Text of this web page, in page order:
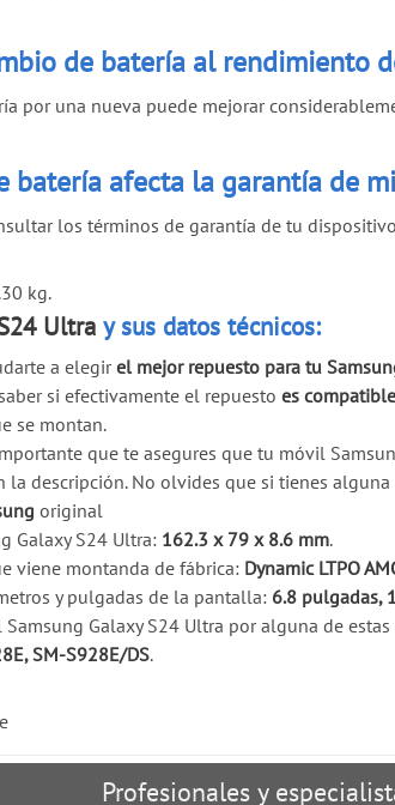
de batería al rendimiento
por una nueva puede mejorar
batería afecta la garantía de
los términos de garantía de tu
kg.
Ultra y sus datos técnicos:
a elegirel mejor repuesto para tu
si efectivamente el repuestoes
se montan.
que te asegures que tu móvil
la descripción. No olvides que si tienes
original
Galaxy S24 Ultra: 162.3 x 79 x 8.6 mm.
viene montanda de fábrica: Dynamic LTPO
y pulgadas de la pantalla: 6.8 pulgadas,
Samsung Galaxy S24 Ultra por alguna de
SM-S928E/DS.
Profesionales y